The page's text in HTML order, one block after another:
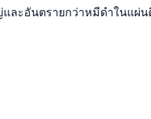
ะอันตรายกว่าหมีดำในแผ่น